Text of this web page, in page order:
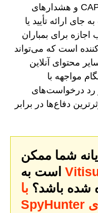
طریق بررسی‌های جعلی CAPTCHA و هشدارهای
ارائه تأیید یا
برای بمباران
است که می‌تواند
محتوای آنلاین
مواجهه با
رد درخواست‌های
دفاع‌ها در برابر
شما ممکن
شده باشد؟ با
SpyHunter کامپیوتر خود را برای